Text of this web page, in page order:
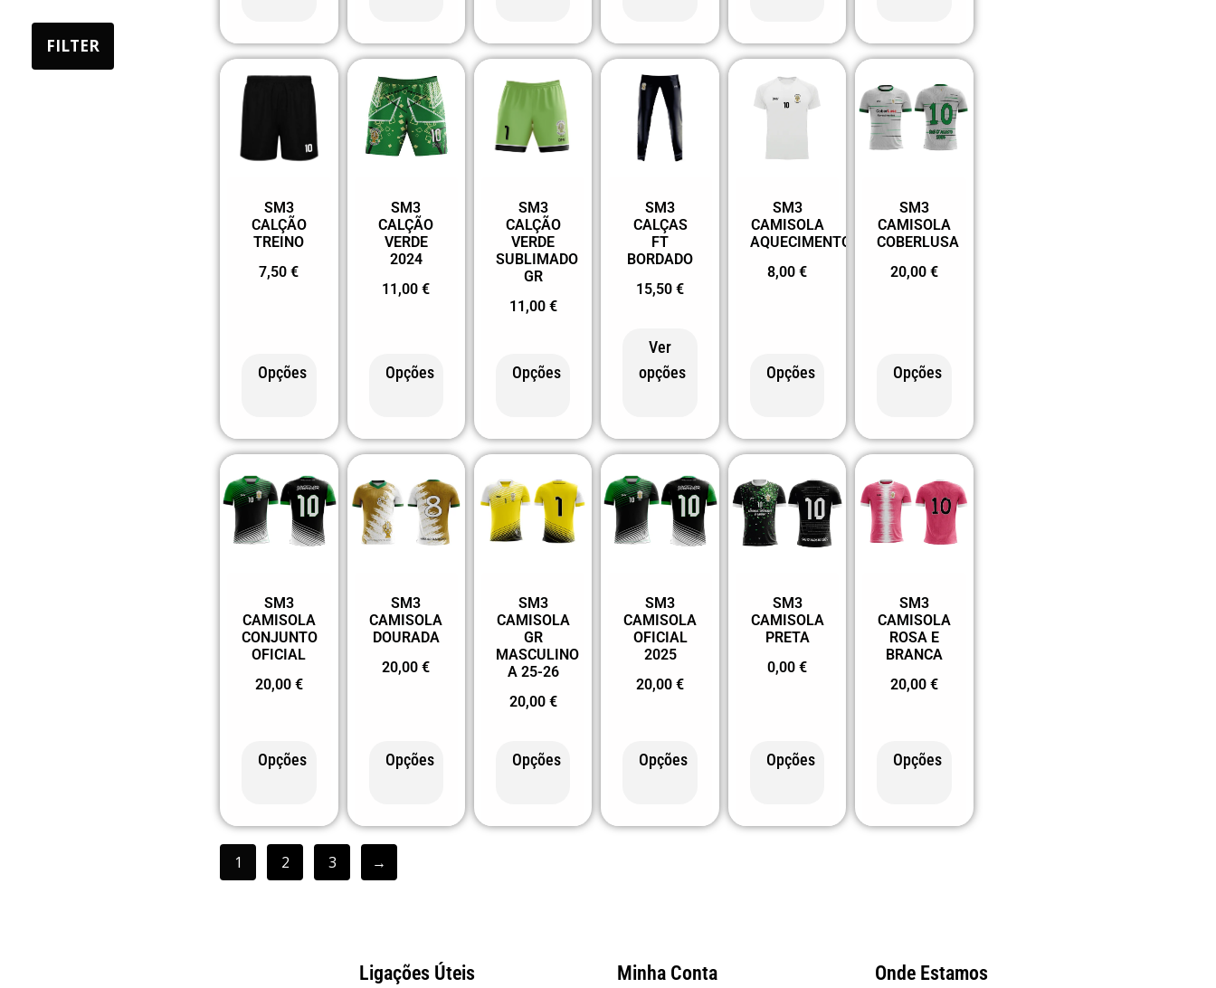
S
M
31 LARANJA
47 CINZA
FILTER
SM3
CALÇÃO
TREINO
7,50€
Opções
SM3
CALÇÃO
VERDE
2024
11,00€
Opções
SM3
CALÇÃO
VERDE
SUBLIMADO
GR
11,00 €
Opções
SM3
CALÇAS
FT
BORDADO
15,50€
Ver
opções
SM3
CAMISOLA
AQUECIMENTO
8,00€
Opções
SM3
CAMISOLA
COBERLUSA
20,00 €
Opções
SM3
CAMISOLA
CONJUNTO
OFICIAL
20,00 €
Opções
SM3
CAMISOLA
DOURADA
20,00€
Opções
SM3
CAMISOLA
GR
MASCULINO
A 25-26
20,00 €
Opções
SM3
CAMISOLA
OFICIAL
2025
20,00€
Opções
SM3
CAMISOLA
PRETA
0,00€
Opções
SM3
CAMISOLA
ROSA E
BRANCA
20,00 €
Opções
1 2 3 →
Ligações Úteis Minha Conta Onde Estamos